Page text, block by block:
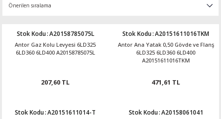
Stok Kodu:A20158785075L
Antor Gaz Kolu Levyesi 6LD325
6LD360 6LD400 A20158785075L
207,60 TL
Stok Kodu:A20151611016TKM
Antor Ana Yatak 0,50 Gövde ve Flanş
6LD325 6LD360 6LD400
A20151611016TKM
471,61 TL
Stok Kodu:A20151611014-T Stok Kodu:A20158061041